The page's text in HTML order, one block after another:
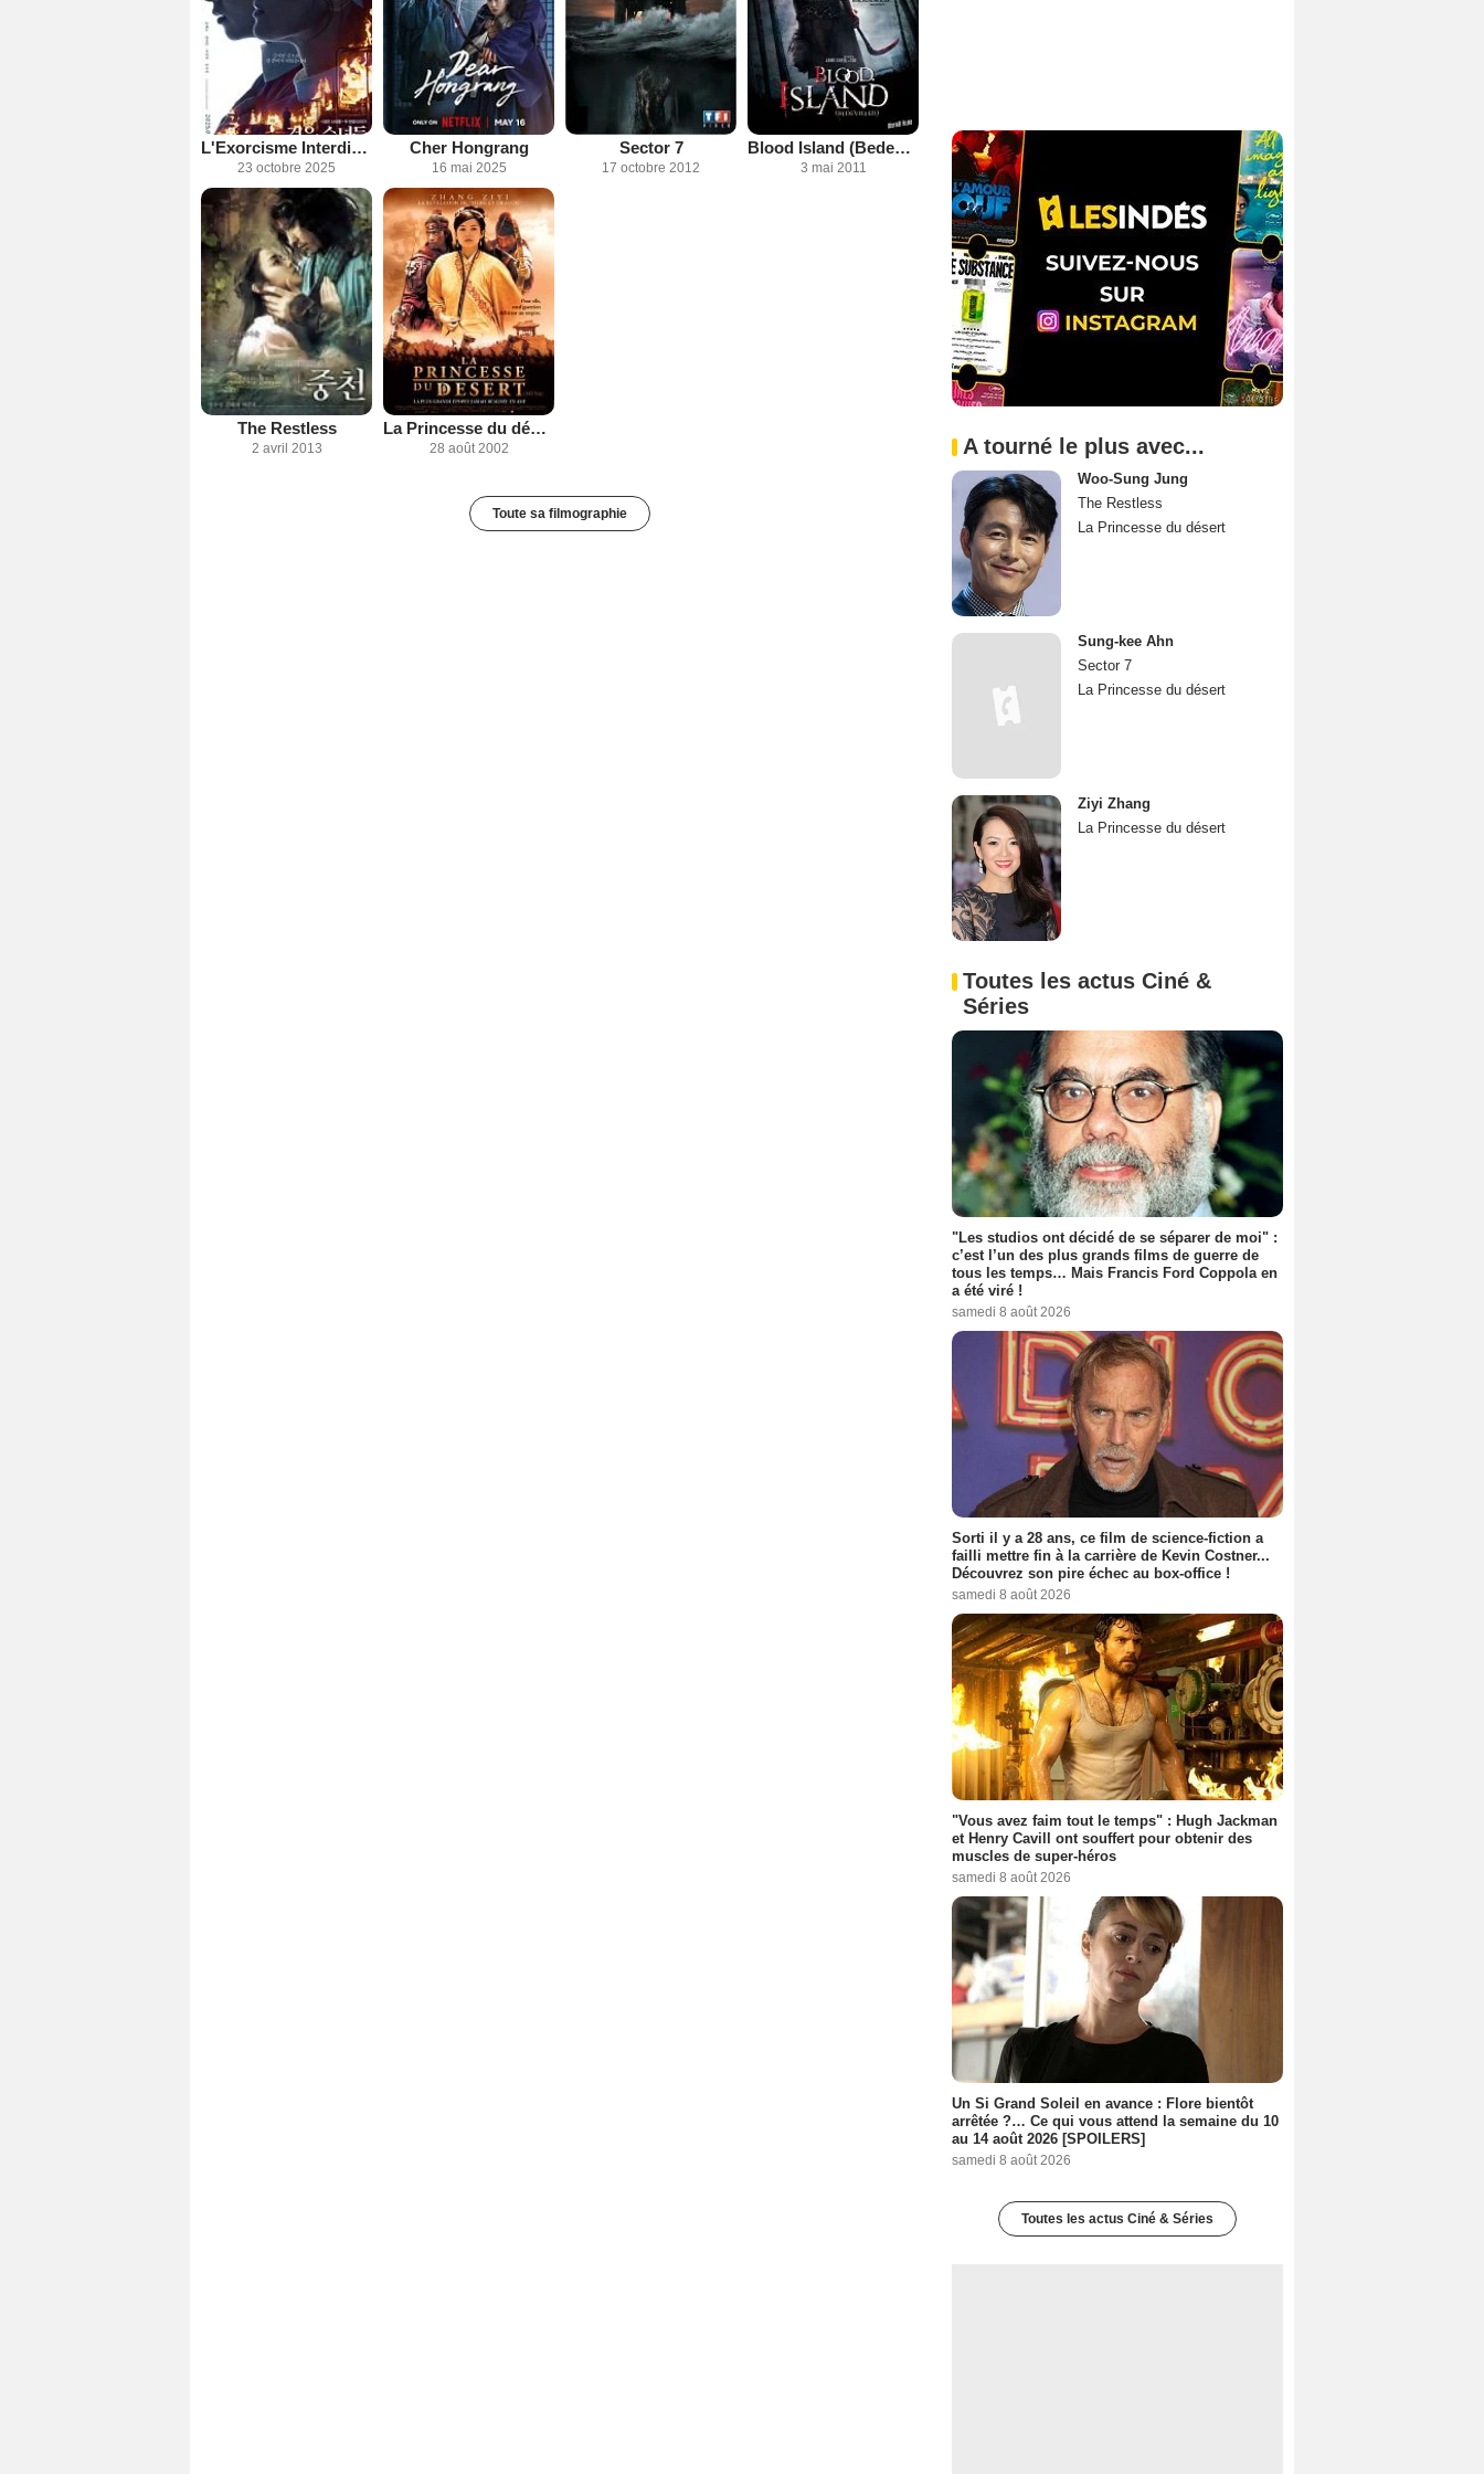
L'Exorcisme Interdit (Dark Nuns)
23 octobre 2025
Cher Hongrang
16 mai 2025
Sector 7
17 octobre 2012
Blood Island (Bedevilled)
3 mai 2011
The Restless
2 avril 2013
La Princesse du désert
28 août 2002
Toute sa filmographie
A tourné le plus avec...
Woo-Sung Jung
The Restless
La Princesse du désert
Sung-kee Ahn
Sector 7
La Princesse du désert
Ziyi Zhang
La Princesse du désert
Toutes les actus Ciné &
Séries
"Les studios ont décidé de se séparer de moi" :
c’est l’un des plus grands films de guerre de
tous les temps… Mais Francis Ford Coppola en
a été viré !
samedi 8 août 2026
Sorti il y a 28 ans, ce film de science-fiction a
failli mettre fin à la carrière de Kevin Costner...
Découvrez son pire échec au box-office !
samedi 8 août 2026
"Vous avez faim tout le temps" : Hugh Jackman
et Henry Cavill ont souffert pour obtenir des
muscles de super-héros
samedi 8 août 2026
Un Si Grand Soleil en avance : Flore bientôt
arrêtée ?… Ce qui vous attend la semaine du 10
au 14 août 2026 [SPOILERS]
samedi 8 août 2026
Toutes les actus Ciné & Séries